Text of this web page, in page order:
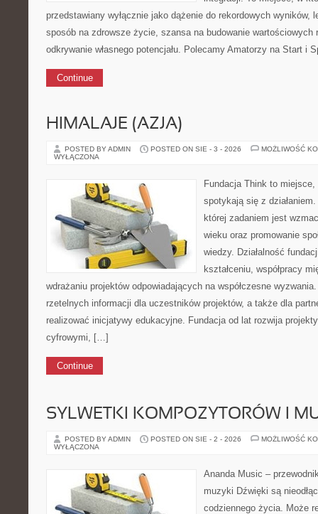
przedstawiany wyłącznie jako dążenie do rekordowych wyników,
sposób na zdrowsze życie, szansa na budowanie wartościowych
odkrywanie własnego potencjału. Polecamy Amatorzy na Start i
Continue
HIMALAJE (AZJA)
POSTED BY ADMIN POSTED ON SIE - 3 - 2026
MOŻLIWOŚĆ
WYŁĄCZONA
Fundacja Think to
spotykają się z
której zadaniem jest
wieku oraz promowanie
wiedzy. Działalność
kształceniu, współpracy
wdrażaniu projektów odpowiadających na współczesne
rzetelnych informacji dla uczestników projektów, a także dla
realizować inicjatywy edukacyjne. Fundacja od lat rozwija
cyfrowymi, […]
Continue
SYLWETKI KOMPOZYTORÓW I
POSTED BY ADMIN POSTED ON SIE - 2 - 2026
MOŻLIWOŚĆ
WYŁĄCZONA
Ananda Music –
muzyki Dźwięki są
codziennego życia. Może